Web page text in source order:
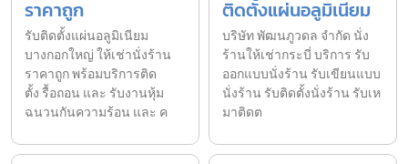
ราคาถูก
รับติดตั้งแผ่นอลูมิเนียม
บางกอกใหญ่ ให้เช่านั่งร้าน
ราคาถูก พร้อมบริการติด
ตั้ง รื้อถอน และ รับงานหุ้ม
ฉนวนกันความร้อน และ ค
ติดตั้งแผ่นอลูมิเนียม
บริษัท พัฒนภูวดล จำกัด นั่ง
ร้านให้เช่ากระบี่ บริการ รับ
ออกแบบนั่งร้าน รับเขียนแบบ
นั่งร้าน รับติดตั้งนั่งร้าน รับเห
มาติดต